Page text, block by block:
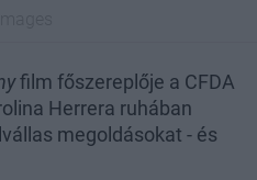
film főszereplője a CFDA
Herrera ruhában
megoldásokat - és